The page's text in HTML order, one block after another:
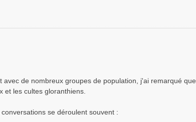
de nombreux groupes de population, j'ai remarqué que
et les cultes gloranthiens.
se déroulent souvent :